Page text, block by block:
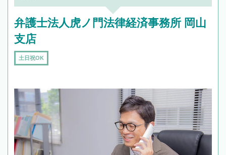
弁護士法人虎ノ門法律経済事務所 岡山
支店
土日祝OK